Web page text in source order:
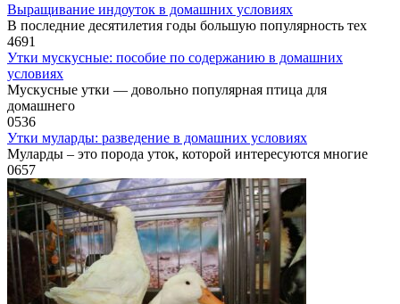
Выращивание индоуток в домашних условиях
В последние десятилетия годы большую популярность тех
4691
Утки мускусные: пособие по содержанию в домашних
условиях
Мускусные утки — довольно популярная птица для
домашнего
0536
Утки муларды: разведение в домашних условиях
Муларды – это порода уток, которой интересуются многие
0657